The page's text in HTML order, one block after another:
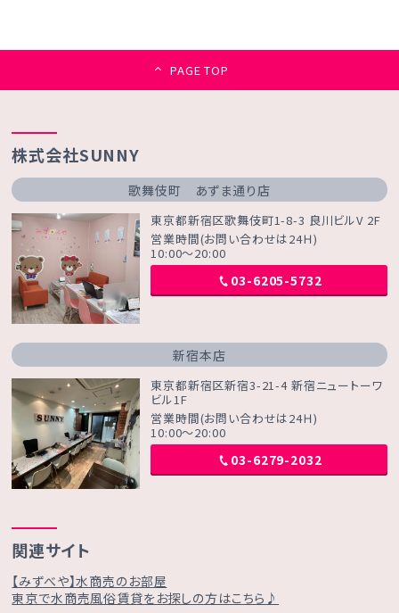
PAGE TOP
株式会社SUNNY
歌舞伎町 あずま通り店
東京都新宿区歌舞伎町1-8-3 良川ビルV 2F
営業時間(お問い合わせは24Ｈ)
10:00～20:00
03-6205-5732
新宿本店
東京都新宿区新宿3-21-4 新宿ニュートーワ
ビル1F
営業時間(お問い合わせは24Ｈ)
10:00～20:00
03-6279-2032
関連サイト
【みずべや】水商売のお部屋
東京で水商売風俗賃貸をお探しの方はこちら♪